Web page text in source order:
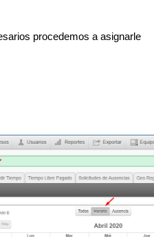
procedemos a asignarle